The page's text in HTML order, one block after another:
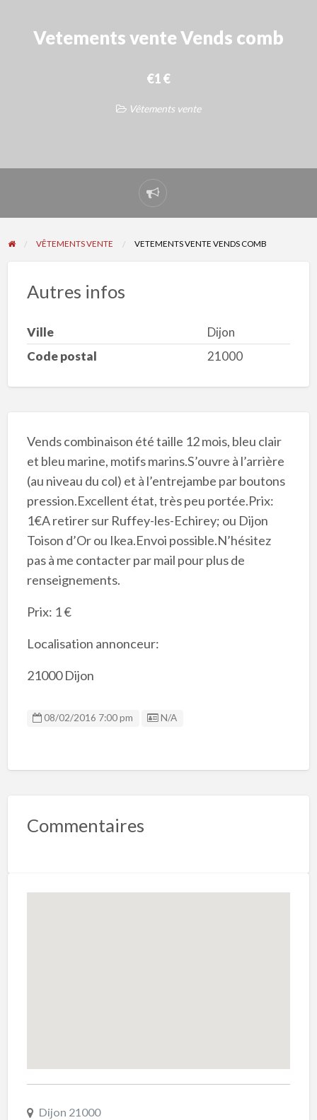
Vetements vente Vends comb
€1 €
Vêtements vente
Signaler
un
problème
VÊTEMENTS VENTE VETEMENTS VENTE VENDS COMB
Autres infos
Ville
Dijon
Code postal
21000
Vends combinaison été taille 12 mois, bleu clair
et bleu marine, motifs marins.S’ouvre à l’arrière
(au niveau du col) et à l’entrejambe par boutons
pression.Excellent état, très peu portée.Prix:
1€A retirer sur Ruffey-les-Echirey; ou Dijon
Toison d’Or ou Ikea.Envoi possible.N’hésitez
pas à me contacter par mail pour plus de
renseignements.
Prix: 1 €
Localisation annonceur:
21000 Dijon
08/02/2016 7:00 pm Listing ID
N/A
Commentaires
Dijon 21000